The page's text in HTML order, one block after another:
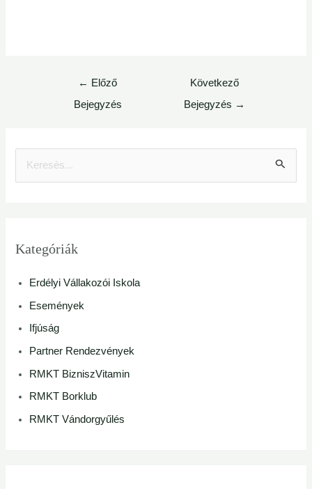
r
:
Kategóriák
Erdélyi Vállakozói Iskola
Események
Ifjúság
Partner Rendezvények
RMKT BizniszVitamin
RMKT Borklub
RMKT Vándorgyűlés
← Előző
Bejegyzés
Következő
Bejegyzés →